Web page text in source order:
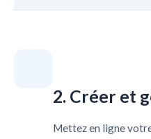
2. Créer et
Mettez en ligne